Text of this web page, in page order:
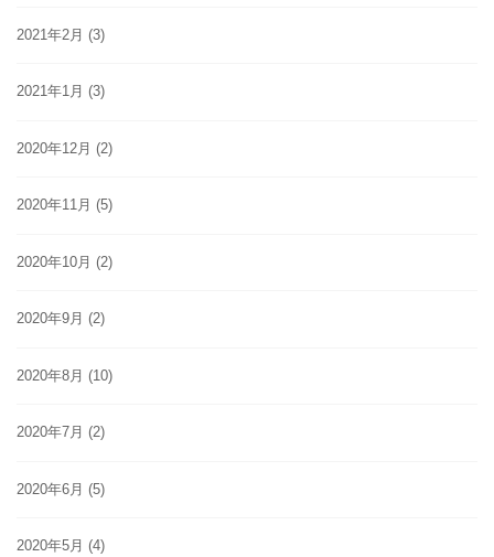
2021年2月 (3)
2021年1月 (3)
2020年12月 (2)
2020年11月 (5)
2020年10月 (2)
2020年9月 (2)
2020年8月 (10)
2020年7月 (2)
2020年6月 (5)
2020年5月 (4)